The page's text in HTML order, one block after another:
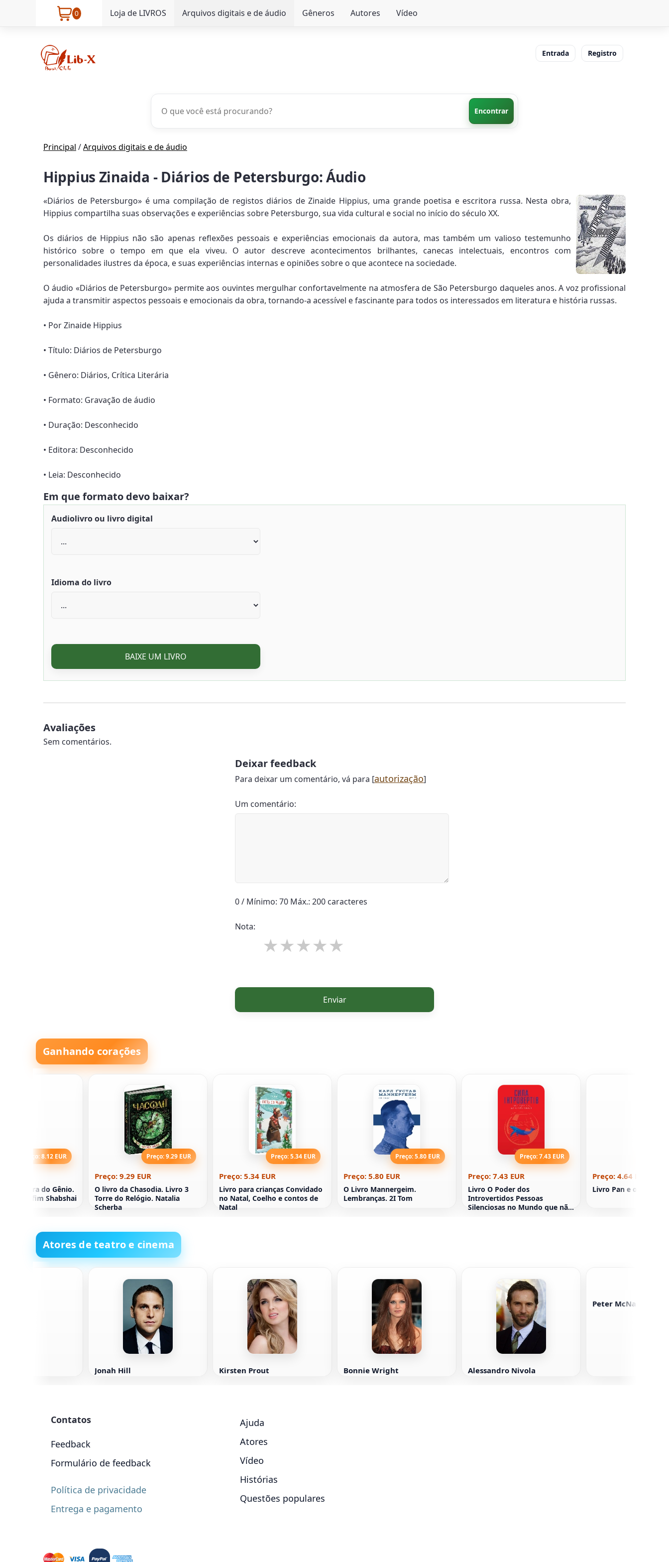
0 Loja de LIVROS Arquivos digitais e de áudio Gêneros Autores Vídeo
Entrada Registro
Encontrar
Principal /Arquivos digitais e de áudio
Hippius Zinaida - Diários de Petersburgo: Áudio
«Diários de Petersburgo» é uma compilação de registos diários de Zinaide Hippius, uma grande poetisa e escritora russa. Nesta obra,
Hippius compartilha suas observações e experiências sobre Petersburgo, sua vida cultural e social no início do século XX.
Os diários de Hippius não são apenas reflexões pessoais e experiências emocionais da autora, mas também um valioso testemunho
histórico sobre o tempo em que ela viveu. O autor descreve acontecimentos brilhantes, canecas intelectuais, encontros com
personalidades ilustres da época, e suas experiências internas e opiniões sobre o que acontece na sociedade.
O áudio «Diários de Petersburgo» permite aos ouvintes mergulhar confortavelmente na atmosfera de São Petersburgo daqueles anos. A voz profissional
ajuda a transmitir aspectos pessoais e emocionais da obra, tornando-a acessível e fascinante para todos os interessados em literatura e história russas.
• Por Zinaide Hippius
• Título: Diários de Petersburgo
• Gênero: Diários, Crítica Literária
• Formato: Gravação de áudio
• Duração: Desconhecido
• Editora: Desconhecido
• Leia: Desconhecido
Em que formato devo baixar?
Audiolivro ou livro digital
Idioma do livro
BAIXE UM LIVRO
Avaliações
Sem comentários.
Deixar feedback
Para deixar um comentário, vá para [autorização]
Um comentário:
0 / Mínimo: 70 Máx.: 200 caracteres
Nota:
Enviar
Ganhando corações
Preço: 8.12 EUR
Aventura do Gênio.
e Efim Shabshai
Preço: 9.29 EUR
Preço: 9.29 EUR
O livro da Chasodia. Livro 3
Torre do Relógio. Natalia
Scherba
Preço: 5.34 EUR
Preço: 5.34 EUR
Livro para crianças Convidado
no Natal, Coelho e contos de
Natal
Preço: 5.80 EUR
Preço: 5.80 EUR
O Livro Mannergeim.
Lembranças. 2І Tom
Preço: 7.43 EUR
Preço: 7.43 EUR
Livro O Poder dos
Introvertidos Pessoas
Silenciosas no Mundo que não
Preço: 4.64 EUR
Livro Pan e ouriço de
Atores de teatro e cinema
Jonah Hill Kirsten Prout Bonnie Wright Alessandro Nivola
Peter McNamara
Contatos
Feedback
Formulário de feedback
Política de privacidade
Entrega e pagamento
Ajuda
Atores
Vídeo
Histórias
Questões populares